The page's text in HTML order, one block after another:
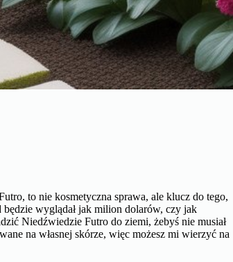
to nie kosmetyczna sprawa, ale klucz do tego,
wyglądał jak milion dolarów, czy jak
Niedźwiedzie Futro do ziemi, żebyś nie musiał
na własnej skórze, więc możesz mi wierzyć na